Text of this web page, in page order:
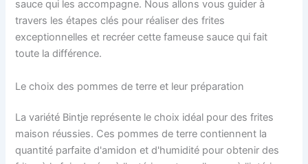
sauce qui les accompagne. Nous allons vous guider à
travers les étapes clés pour réaliser des frites
exceptionnelles et recréer cette fameuse sauce qui fait
toute la différence.
Le choix des pommes de terre et leur préparation
La variété Bintje représente le choix idéal pour des frites
maison réussies. Ces pommes de terre contiennent la
quantité parfaite d'amidon et d'humidité pour obtenir des